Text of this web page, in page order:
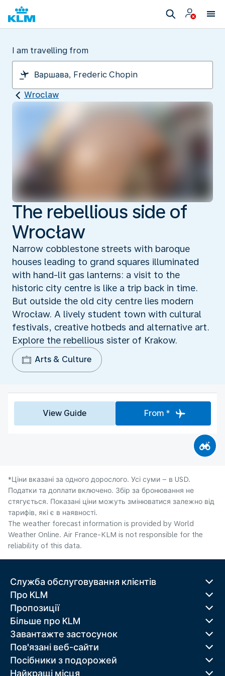
I am travelling from
Wroclaw
The rebellious side of
Wrocław
Narrow cobblestone streets with baroque
houses leading to grand squares illuminated
with hand-lit gas lanterns: a visit to the
historic city centre is like a trip back in time.
But outside the old city centre lies modern
Wrocław. A lively student town with cultural
festivals, creative hotbeds and alternative art.
Explore the rebellious sister of Krakow.
Arts & Culture
View Guide From *
*Ціни вказані за одного дорослого. Усі суми – в USD.
Податки та доплати включено. Збір за бронювання не
стягується. Показані ціни можуть змінюватися залежно від
тарифів, які є в наявності.
The weather forecast information is provided by World
Weather Online. Air France-KLM is not responsible for the
reliability of this data.
Служба обслуговування клієнтів
Про KLM
Пропозиції
Більше про KLM
Завантажте застосунок
Пов'язані веб-сайти
Посібники з подорожей
Найкращі місця